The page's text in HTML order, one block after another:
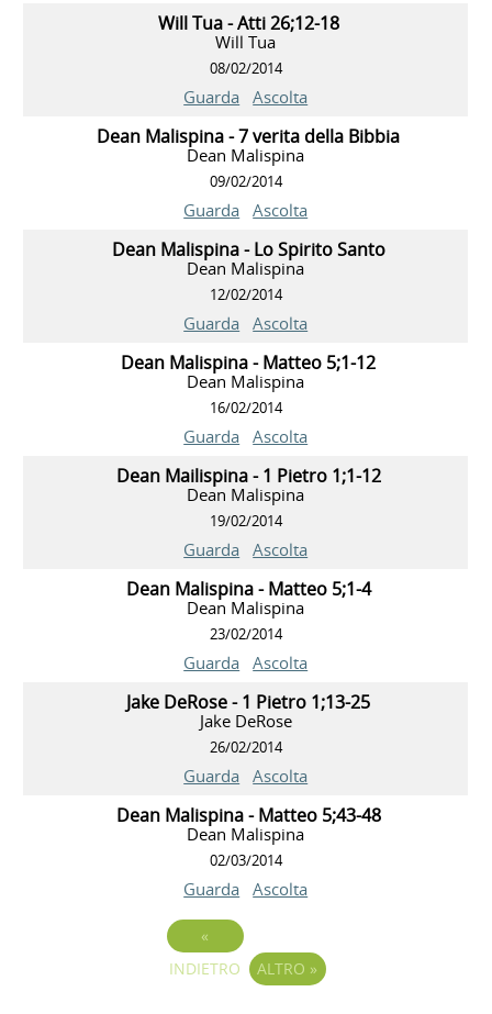
Will Tua - Atti 26;12-18
Will Tua
08/02/2014
Guarda Ascolta
Dean Malispina - 7 verita della Bibbia
Dean Malispina
09/02/2014
Guarda Ascolta
Dean Malispina - Lo Spirito Santo
Dean Malispina
12/02/2014
Guarda Ascolta
Dean Malispina - Matteo 5;1-12
Dean Malispina
16/02/2014
Guarda Ascolta
Dean Mailispina - 1 Pietro 1;1-12
Dean Malispina
19/02/2014
Guarda Ascolta
Dean Malispina - Matteo 5;1-4
Dean Malispina
23/02/2014
Guarda Ascolta
Jake DeRose - 1 Pietro 1;13-25
Jake DeRose
26/02/2014
Guarda Ascolta
Dean Malispina - Matteo 5;43-48
Dean Malispina
02/03/2014
Guarda Ascolta
«
INDIETRO
ALTRO »